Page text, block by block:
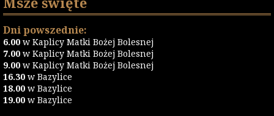
Dni powszednie:
6.00 w Kaplicy Matki Bożej Bolesnej
7.00 w Kaplicy Matki Bożej Bolesnej
9.00 w Kaplicy Matki Bożej Bolesnej
16.30 w Bazylice
18.00 w Bazylice
19.00 w Bazylice